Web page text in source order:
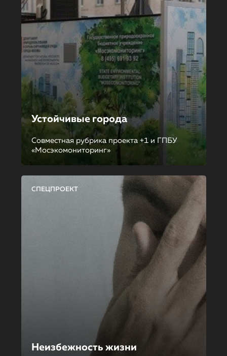
Устойчивые города
Совместная рубрика проекта +1 и ГПБУ
«Мосэкомониторинг»
СПЕЦПРОЕКТ
Неизбежность жизни